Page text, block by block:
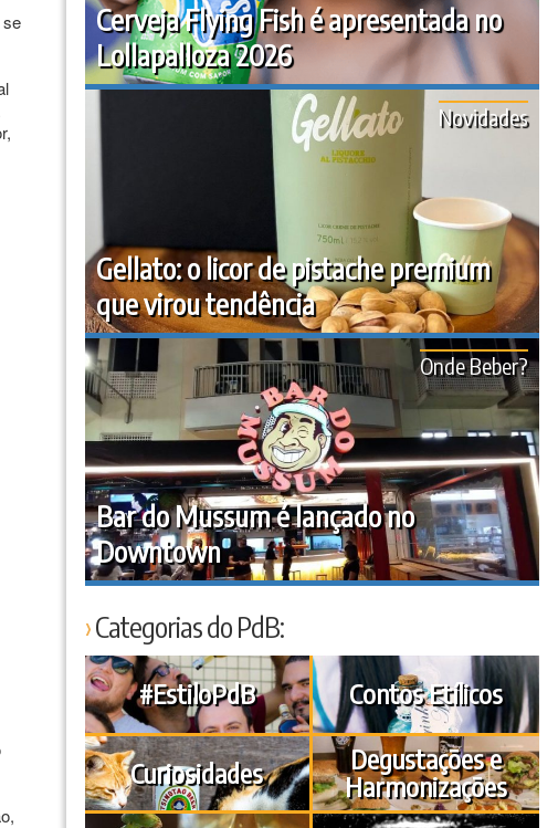
Cerveja Flying Fish é apresentada no
Lollapalloza 2026
Gellato: o licor de pistache premium
que virou tendência
Novidades
Bar do Mussum é lançado no
Downtown
Onde Beber?
Categorias do PdB:
#EstiloPdB Contos Etílicos
Curiosidades
Degustações e
Harmonizações